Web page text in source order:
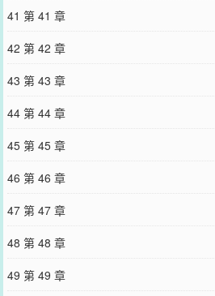
41 第 41 章
42 第 42 章
43 第 43 章
44 第 44 章
45 第 45 章
46 第 46 章
47 第 47 章
48 第 48 章
49 第 49 章